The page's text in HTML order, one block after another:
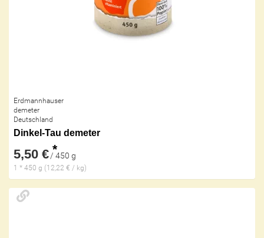
Erdmannhauser
demeter
Deutschland
Dinkel-Tau demeter
5,50 € *
/ 450 g
1 * 450 g (12,22 € / kg)